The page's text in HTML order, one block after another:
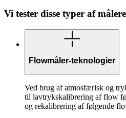
Vi tester disse typer af målere
Flowmåler-teknologier
Ved brug af atmosfærisk og
til lavtrykskalibrering af flow
og rekalibrering af følgende